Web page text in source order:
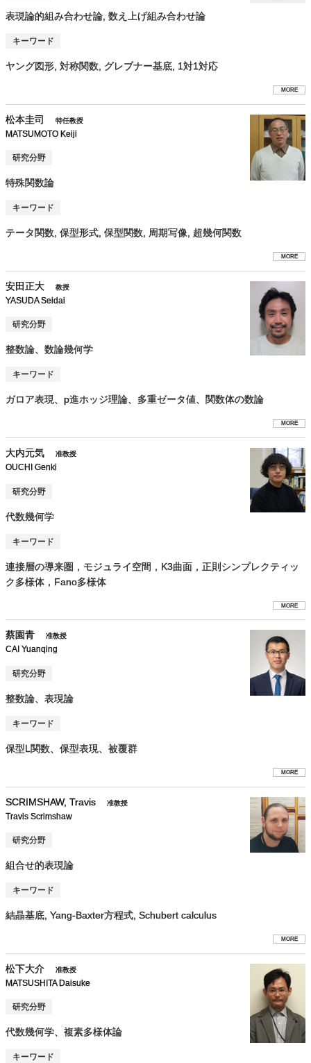
表現論的組み合わせ論, 数え上げ組み合わせ論
キーワード
ヤング図形, 対称関数, グレブナー基底, 1対1対応
MORE
松本圭司 特任教授
MATSUMOTO Keiji
研究分野
特殊関数論
キーワード
テータ関数, 保型形式, 保型関数, 周期写像, 超幾何関数
MORE
安田正大 教授
YASUDA Seidai
研究分野
整数論、数論幾何学
キーワード
ガロア表現、p進ホッジ理論、多重ゼータ値、関数体の数論
MORE
大内元気 准教授
OUCHI Genki
研究分野
代数幾何学
キーワード
連接層の導来圏，モジュライ空間，K3曲面，正則シンプレクティッ
ク多様体，Fano多様体
MORE
蔡園青 准教授
CAI Yuanqing
研究分野
整数論、表現論
キーワード
保型L関数、保型表現、被覆群
MORE
SCRIMSHAW, Travis 准教授
Travis Scrimshaw
研究分野
組合せ的表現論
キーワード
結晶基底, Yang-Baxter方程式, Schubert calculus
MORE
松下大介 准教授
MATSUSHITA Daisuke
研究分野
代数幾何学、複素多様体論
キーワード